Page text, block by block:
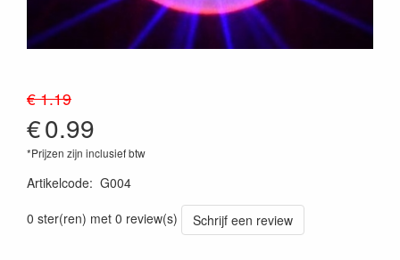
€ 1.19
€0.99
*Prijzen zijn inclusief btw
Artikelcode: G004
0 ster(ren) met 0 review(s)
Schrijf een review